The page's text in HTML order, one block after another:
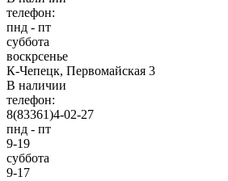
телефон:
пнд - пт
суббота
воскрсенье
К-Чепецк, Первомайская 3
В наличии
телефон:
8(83361)4-02-27
пнд - пт
9-19
суббота
9-17